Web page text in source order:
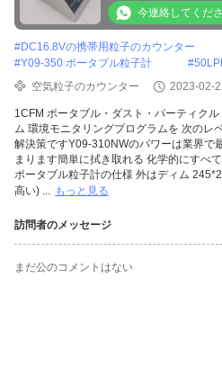
今連絡してくだ
#DC16.8Vの携帯用粒子のカウンター
#Y09-350 ポータブル粒子計 #
空気粒子のカウンター
2023-02-
1CFM ポータブル・ダスト・パーティク
ム 環境モニタリングプログラムを 次のレ
解決策ですY09-310NWのパワーは業界で
まります簡単に拭き取れる 化学的にすべ
ポータブル粒子計の仕様 外はディム
高い) ... もっと見る
訪問者のメッセージ
まだ公のコメントはない